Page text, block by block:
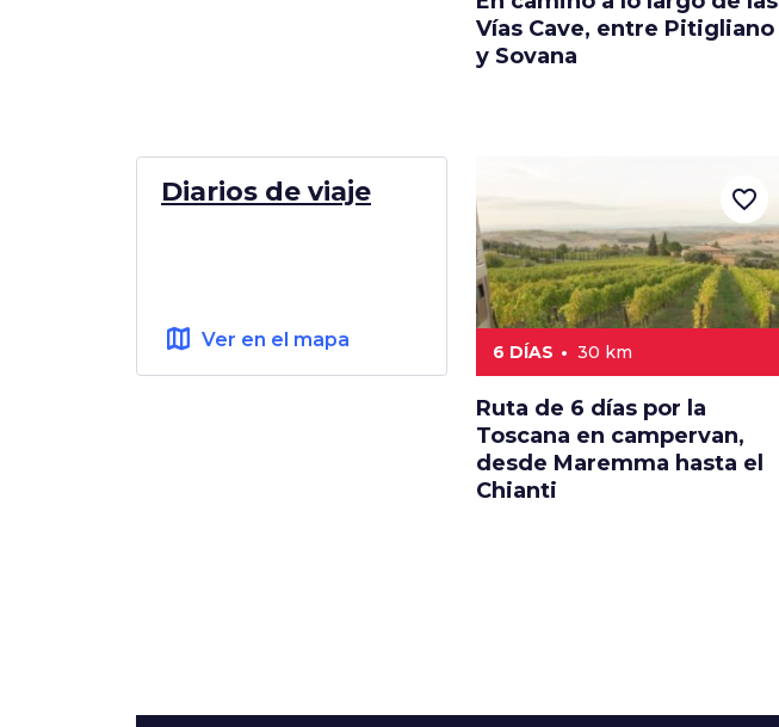
Vías Cave, entre Pitigliano
y Sovana
Diarios de viaje
map Ver en el mapa
6 DÍAS 30 km
Ruta de 6 días por la
Toscana en campervan,
desde Maremma hasta el
Chianti
favorite_border